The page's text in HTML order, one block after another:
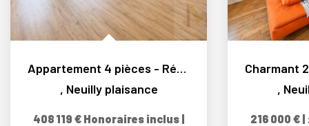
Appartement 4 pièces - Résidence 7 Foch, en plein coeur du...
, Neuilly plaisance
408 119 € Honoraires inclus |
,
216 000 € |